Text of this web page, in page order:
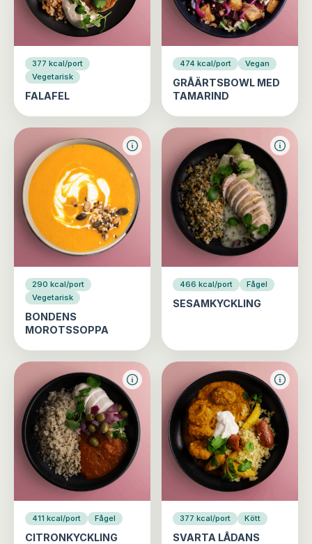
377 kcal/port
Vegetarisk
FALAFEL
474 kcal/port Vegan
GRÅÄRTSBOWL MED
TAMARIND
290 kcal/port
Vegetarisk
BONDENS
MOROTSSOPPA
466 kcal/port Fågel
SESAMKYCKLING
411 kcal/port Fågel
CITRONKYCKLING
377 kcal/port Kött
SVARTA LÅDANS